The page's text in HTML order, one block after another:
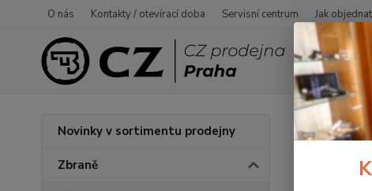
O nás Kontakty / otevírací doba Servisní centrum Jak objednat
Novinky v sortimentu prodejny
Zbraně
Úvod
CZ